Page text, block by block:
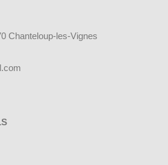
Chanteloup-les-Vignes